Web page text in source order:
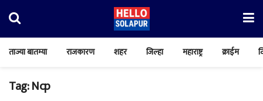
ताज्या बातम्या राजकारण शहर जिल्हा महाराष्ट्र क्राईम
Tag:Ncp